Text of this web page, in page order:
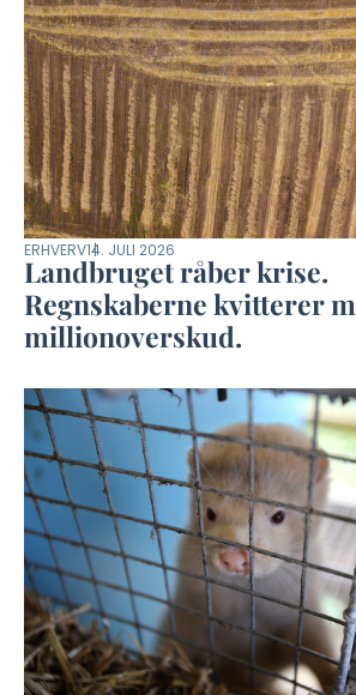
ERHVERV14. JULI 2026
Landbruget råber krise.
Regnskaberne kvitterer
millionoverskud.